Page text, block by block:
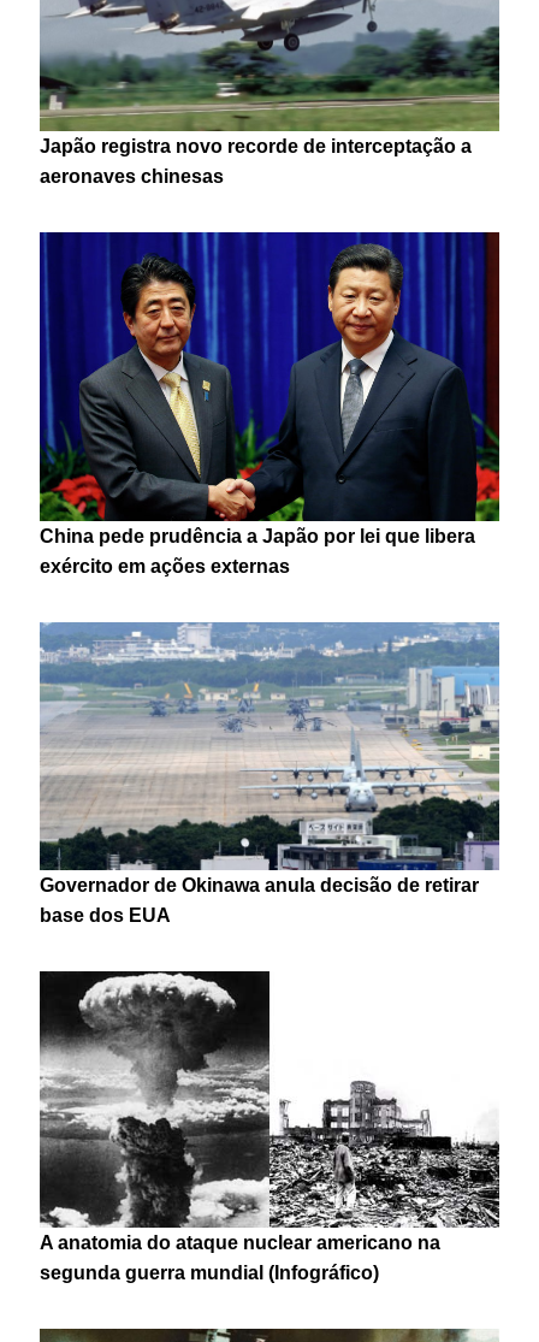
Japão registra novo recorde de interceptação a
aeronaves chinesas
China pede prudência a Japão por lei que libera
exército em ações externas
Governador de Okinawa anula decisão de retirar
base dos EUA
A anatomia do ataque nuclear americano na
segunda guerra mundial (Infográfico)